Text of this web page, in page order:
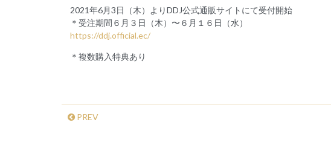
2021年6月3日（木）よりDDJ公式通販サイトにて受付開始
＊受注期間６月３日（木）〜６月１６日（水）
https://ddj.official.ec/
＊複数購入特典あり
PREV